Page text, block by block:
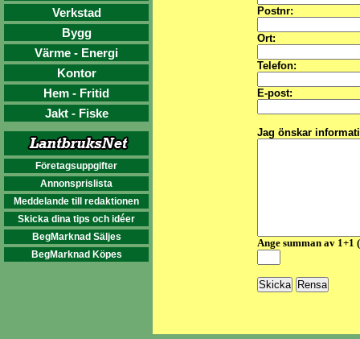
Verkstad
Bygg
Värme - Energi
Kontor
Hem - Fritid
Jakt - Fiske
Företagsuppgifter
Annonsprislista
Meddelande till redaktionen
Skicka dina tips och idéer
BegMarknad Säljes
BegMarknad Köpes
Postnr:
Ort:
Telefon:
E-post:
Jag önskar
Ange summan av 1+1